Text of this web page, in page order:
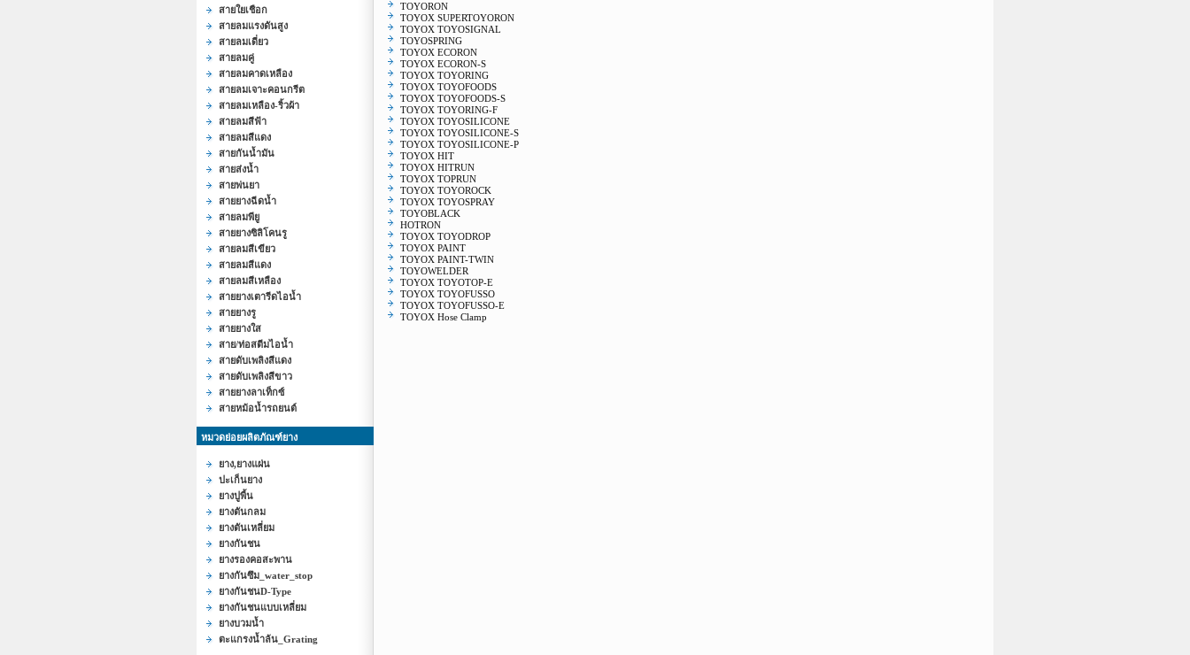
สายใยเชือก
สายลมแรงดันสูง
สายลมเดี่ยว
สายลมคู่
สายลมคาดเหลือง
สายลมเจาะคอนกรีต
สายลมเหลือง-ริ้วผ้า
สายลมสีฟ้า
สายลมสีแดง
สายกันน้ำมัน
สายส่งน้ำ
สายพ่นยา
สายยางฉีดน้ำ
สายลมพียู
สายยางซิลิโคนรู
สายลมสีเขียว
สายลมสีแดง
สายลมสีเหลือง
สายยางเตารีดไอน้ำ
สายยางรู
สายยางใส
สาย/ท่อสตีมไอน้ำ
สายดับเพลิงสีแดง
สายดับเพลิงสีขาว
สายยางลาเท็กซ์
สายหม้อน้ำรถยนต์
หมวดย่อยผลิตภัณฑ์ยาง
ยาง,ยางแผ่น
ปะเก็นยาง
ยางปูพื้น
ยางตันกลม
ยางตันเหลี่ยม
ยางกันชน
ยางรองคอสะพาน
ยางกันซึม_water_stop
ยางกันชนD-Type
ยางกันชนแบบเหลี่ยม
ยางบวมน้ำ
ตะแกรงน้ำล้น_Grating
TOYORON
TOYOX SUPERTOYORON
TOYOX TOYOSIGNAL
TOYOSPRING
TOYOX ECORON
TOYOX ECORON-S
TOYOX TOYORING
TOYOX TOYOFOODS
TOYOX TOYOFOODS-S
TOYOX TOYORING-F
TOYOX TOYOSILICONE
TOYOX TOYOSILICONE-S
TOYOX TOYOSILICONE-P
TOYOX HIT
TOYOX HITRUN
TOYOX TOPRUN
TOYOX TOYOROCK
TOYOX TOYOSPRAY
TOYOBLACK
HOTRON
TOYOX TOYODROP
TOYOX PAINT
TOYOX PAINT-TWIN
TOYOWELDER
TOYOX TOYOTOP-E
TOYOX TOYOFUSSO
TOYOX TOYOFUSSO-E
TOYOX Hose Clamp